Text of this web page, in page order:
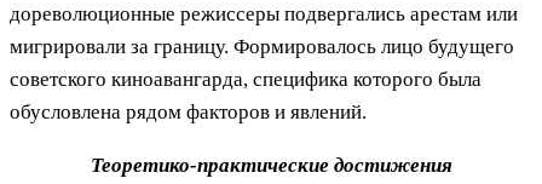
дореволюционные режиссеры подвергались арестам или
мигрировали за границу. Формировалось лицо будущего
советского киноавангарда, специфика которого была
обусловлена рядом факторов и явлений.
Теоретико-практические достижения